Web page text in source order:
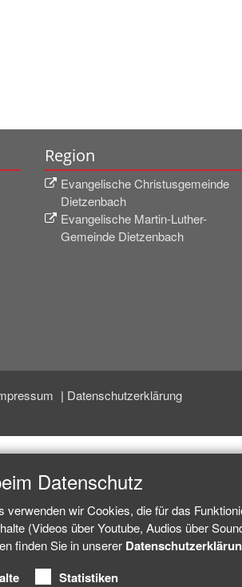
Region
Evangelische Christusgemeinde
Dietzenbach
Evangelische Martin-Luther-
Gemeinde Dietzenbach
Datenschutzerklärung
Datenschutz
verwenden wir Cookies, die für das
(Videos über Youtube, Audios über
finden Sie in unserer
Statistiken